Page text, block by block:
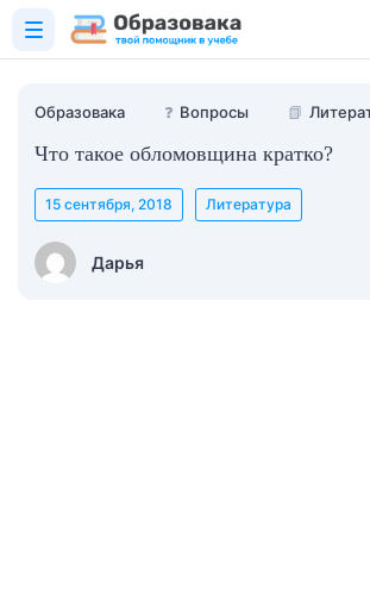
Образовака ❓ Вопросы 📗
Что такое обломовщина кратко?
Дарья
15 сентября, 2018 Литература